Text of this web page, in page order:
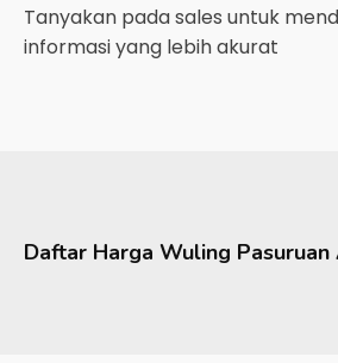
Tanyakan pada sales untuk
informasi yang lebih akurat
Daftar Harga Wuling Pasuruan